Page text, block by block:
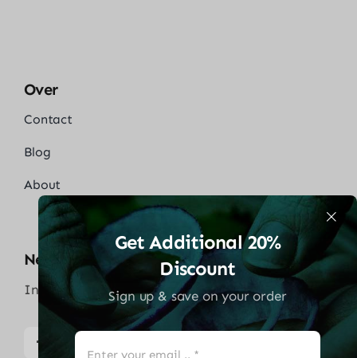
Over
Contact
Blog
About
Neem Contact Op
Info@solaredgethuisbattrij.com
Get Additional 20%
Discount
Sign up & save on your order